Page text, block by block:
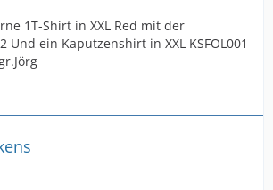
1T-Shirt in XXL Red mit der
Und ein Kaputzenshirt in XXL KSFOL001